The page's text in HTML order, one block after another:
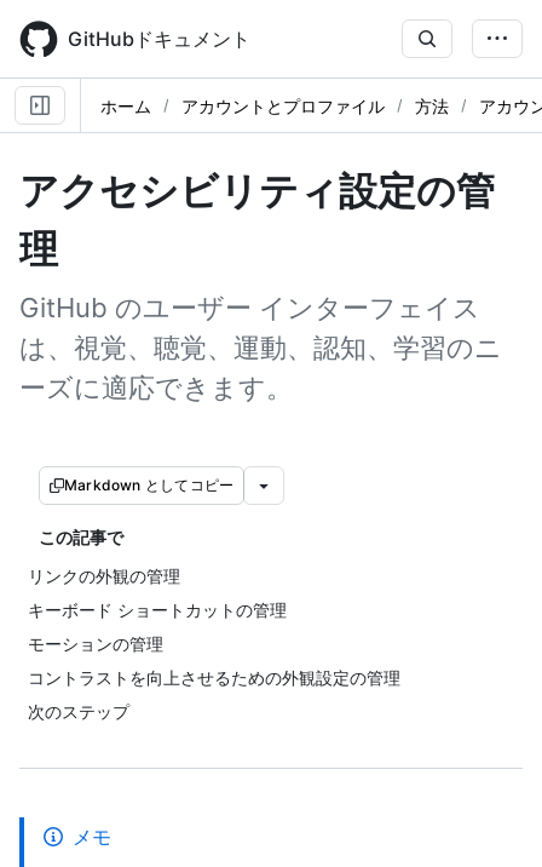
main
content
GitHubドキュメント
ホーム アカウントとプロファイル 方法 アカウ
アクセシビリティ設定の管
理
GitHub のユーザー インターフェイス
は、視覚、聴覚、運動、認知、学習のニ
ーズに適応できます。
Markdown としてコピー
この記事で
リンクの外観の管理
キーボード ショートカットの管理
モーションの管理
コントラストを向上させるための外観設定の管理
次のステップ
メモ